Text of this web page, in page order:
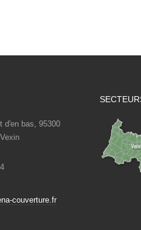
d'en bas, 95300
couverture.fr